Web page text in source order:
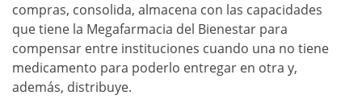
compras, consolida, almacena con las capacidades
que tiene la Megafarmacia del Bienestar para
compensar entre instituciones cuando una no tiene
medicamento para poderlo entregar en otra y,
además, distribuye.